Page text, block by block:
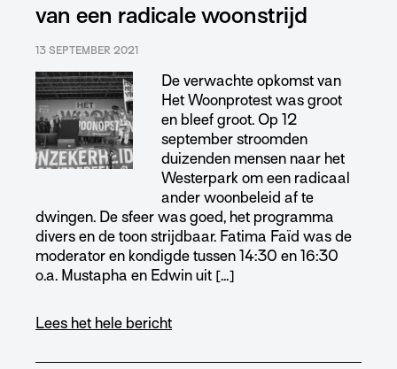
van een radicale woonstrijd
13 SEPTEMBER 2021
De verwachte opkomst van
Het Woonprotest was groot
en bleef groot. Op 12
september stroomden
duizenden mensen naar het
Westerpark om een radicaal
ander woonbeleid af te
dwingen. De sfeer was goed, het programma
divers en de toon strijdbaar. Fatima Faïd was de
moderator en kondigde tussen 14:30 en 16:30
o.a. Mustapha en Edwin uit […]
Lees het hele bericht